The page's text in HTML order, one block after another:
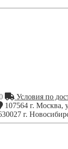
Условия по
107564 г. Москва,
г.